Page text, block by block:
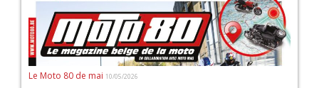
Le Moto 80 de mai 10/05/2026